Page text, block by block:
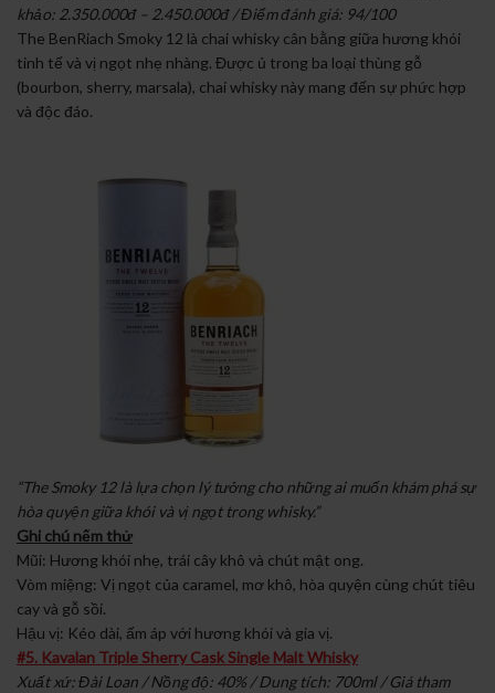
khảo: 2.350.000đ – 2.450.000đ / Điểm đánh giá: 94/100
The BenRiach Smoky 12 là chai whisky cân bằng giữa hương khói
tinh tế và vị ngọt nhẹ nhàng. Được ủ trong ba loại thùng gỗ
(bourbon, sherry, marsala), chai whisky này mang đến sự phức hợp
và độc đáo.
“The Smoky 12 là lựa chọn lý tưởng cho những ai muốn khám phá sự
hòa quyện giữa khói và vị ngọt trong whisky.”
Ghi chú nếm thử
Mũi: Hương khói nhẹ, trái cây khô và chút mật ong.
Vòm miệng: Vị ngọt của caramel, mơ khô, hòa quyện cùng chút tiêu
cay và gỗ sồi.
Hậu vị: Kéo dài, ấm áp với hương khói và gia vị.
#5. Kavalan Triple Sherry Cask Single Malt Whisky
Xuất xứ: Đài Loan / Nồng độ: 40% / Dung tích: 700ml / Giá tham